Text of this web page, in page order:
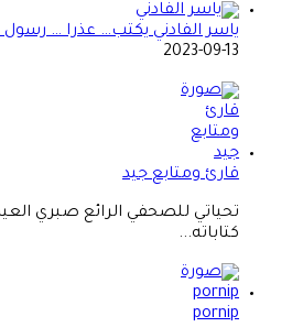
ياسر الفادني يكتب… عذرا … رسول
2023-09-13
قارئ ومتابع جيد
تحياتي للصحفي الرائع صبري
كتاباته...
pornip